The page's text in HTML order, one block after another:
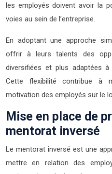
les employés doivent avoir la
voies au sein de l’entreprise.
En adoptant une approche
offrir à leurs talents des
diversifiées et plus adaptées à
Cette flexibilité contribue à
motivation des employés sur le
Mise en place de
mentorat inversé
Le mentorat inversé est une
mettre en relation des